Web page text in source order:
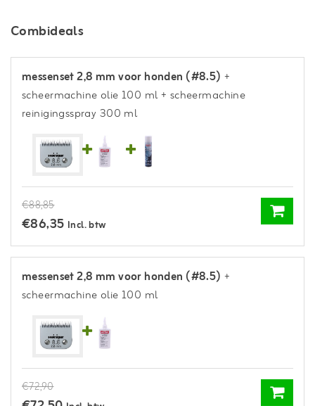
Combideals
messenset 2,8 mm voor honden (#8.5) +
scheermachine olie 100 ml+ scheermachine
reinigingsspray 300 ml
€88,85
€86,35 Incl. btw
messenset 2,8 mm voor honden (#8.5) +
scheermachine olie 100 ml
€72,90